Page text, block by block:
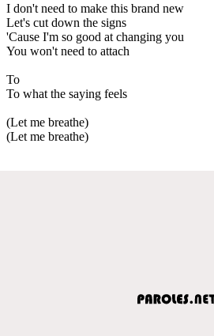
I don't need to make this brand new
Let's cut down the signs
'Cause I'm so good at changing you
You won't need to attach
To
To what the saying feels
(Let me breathe)
(Let me breathe)